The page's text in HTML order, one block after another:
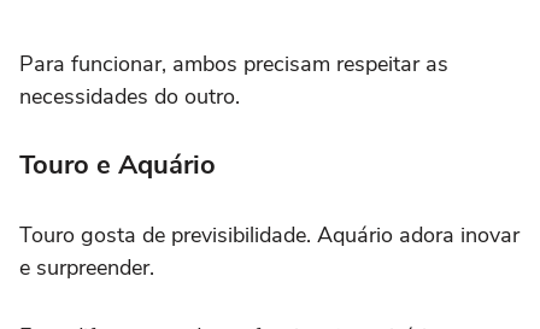
Para funcionar, ambos precisam respeitar as
necessidades do outro.
Touro e Aquário
Touro gosta de previsibilidade. Aquário adora inovar
e surpreender.